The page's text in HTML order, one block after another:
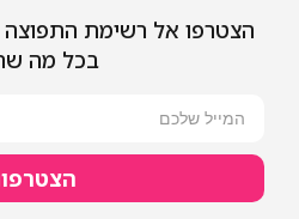
אל רשימת התפוצה שלנו
בכל מה שחדש